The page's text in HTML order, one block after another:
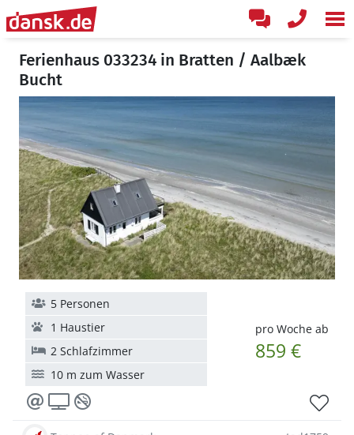
Ferienhaus 033234 in Bratten / Aalbæk
Bucht
pro Woche ab
859 €
5 Personen
1 Haustier
2 Schlafzimmer
10 m zum Wasser